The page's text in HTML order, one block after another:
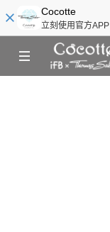
Cocotte
立刻使用官方APP